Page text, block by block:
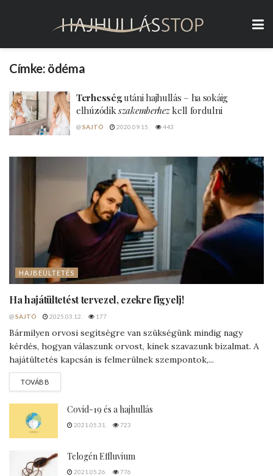
Címke: ödéma
Terhességutáni hajhullás – ha sokáig
elhúzódikszakemberhezkell fordulni
@SAJTÓ 2020.09.15. 443
HAJBEÜLTETÉS
Ha hajátültetést tervezel, ezekre figyelj!
@SAJTÓ 2025.03.12. 177
Bármilyen orvosi segítségre van szükségünk mindig nagy
kérdés, hogyan válaszunk orvost, kinek szavazunk bizalmat. A
hajátültetés kapcsán is felmerülnek szempontok,...
TOVÁBB
Covid-19 és a hajhullás
2021.05.31. 723
Telogén Effluvium
2021.05.26. 776